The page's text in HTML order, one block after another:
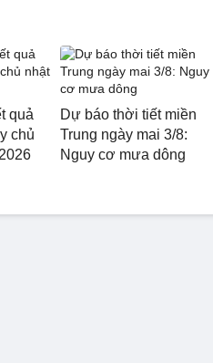
quả
chủ
Dự báo thời tiết miền
Trung ngày mai 3/8:
Nguy cơ mưa dông